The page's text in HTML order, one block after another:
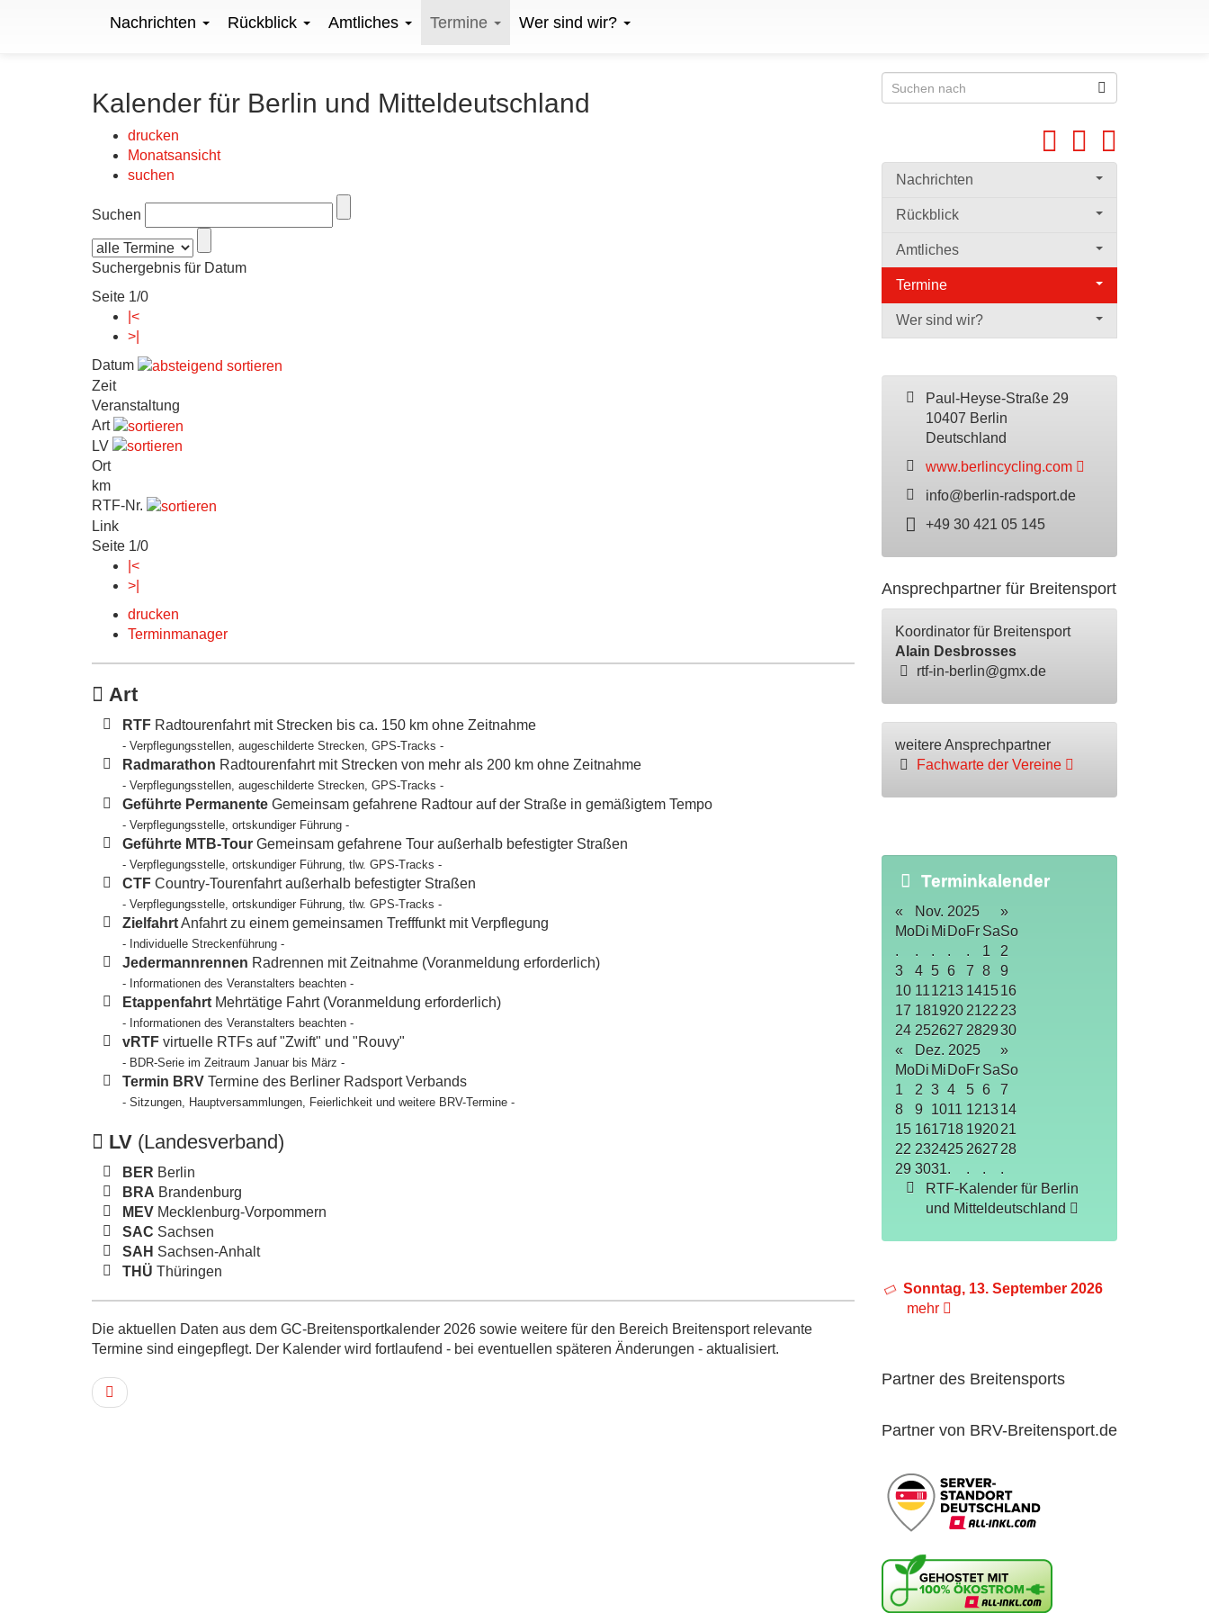
Nachrichten Rückblick Amtliches Termine Wer sind wir?
Kalender für Berlin und Mitteldeutschland
drucken
Monatsansicht
suchen
Suchen
Suchergebnis für Datum
Seite 1/0
|<
>|
Datum
Zeit
Veranstaltung
Art
LV
Ort
km
RTF-Nr.
Link
Seite 1/0
|<
>|
drucken
Terminmanager
Art
RTF Radtourenfahrt mit Strecken bis ca. 150 km ohne Zeitnahme
- Verpflegungsstellen, augeschilderte Strecken, GPS-Tracks -
Radmarathon Radtourenfahrt mit Strecken von mehr als 200 km ohne Zeitnahme
- Verpflegungsstellen, augeschilderte Strecken, GPS-Tracks -
Geführte Permanente Gemeinsam gefahrene Radtour auf der Straße in gemäßigtem Tempo
- Verpflegungsstelle, ortskundiger Führung -
Geführte MTB-Tour Gemeinsam gefahrene Tour außerhalb befestigter Straßen
- Verpflegungsstelle, ortskundiger Führung, tlw. GPS-Tracks -
CTF Country-Tourenfahrt außerhalb befestigter Straßen
- Verpflegungsstelle, ortskundiger Führung, tlw. GPS-Tracks -
ZielfahrtAnfahrt zu einem gemeinsamen Trefffunkt mit Verpflegung
- Individuelle Streckenführung -
Jedermannrennen Radrennen mit Zeitnahme (Voranmeldung erforderlich)
- Informationen des Veranstalters beachten -
Etappenfahrt Mehrtätige Fahrt (Voranmeldung erforderlich)
- Informationen des Veranstalters beachten -
vRTF virtuelle RTFs auf "Zwift" und "Rouvy"
- BDR-Serie im Zeitraum Januar bis März -
Termin BRV Termine des Berliner Radsport Verbands
- Sitzungen, Hauptversammlungen, Feierlichkeit und weitere BRV-Termine -
LV (Landesverband)
BER Berlin
BRA Brandenburg
MEV Mecklenburg-Vorpommern
SAC Sachsen
SAH Sachsen-Anhalt
THÜ Thüringen
Die aktuellen Daten aus dem GC-Breitensportkalender 2026 sowie weitere für den Bereich Breitensport relevante
Termine sind eingepflegt. Der Kalender wird fortlaufend - bei eventuellen späteren Änderungen - aktualisiert.
Nachrichten
Rückblick
Amtliches
Termine
Wer sind wir?
Paul-Heyse-Straße 29
10407 Berlin
Deutschland
www.berlincycling.com
info@berlin-radsport.de
+49 30 421 05 145
Ansprechpartner für Breitensport
Koordinator für Breitensport
Alain Desbrosses
rtf-in-berlin@gmx.de
weitere Ansprechpartner
Fachwarte der Vereine
Terminkalender
« Nov. 2025
»
MoDi Mi DoFr SaSo
.
. . . . 1
2
3
4 5 6 7 8
9
10 111213 1415 16
17 181920 2122 23
24 252627 282930
«
Dez. 2025
»
MoDi Mi DoFr SaSo
1
2 3 4 5 6
7
8
9 1011 1213 14
15 161718 1920 21
22 232425 2627 28
29 3031. . .
.
RTF-Kalender für Berlin
und Mitteldeutschland
Sonntag, 13. September 2026
mehr
Partner des Breitensports
Partner von BRV-Breitensport.de